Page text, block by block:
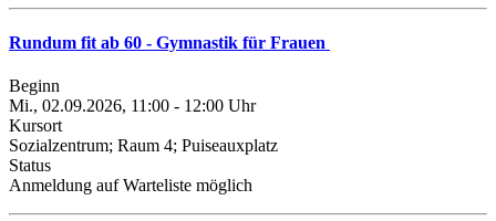
Rundum fit ab 60 - Gymnastik für Frauen
Beginn
Mi., 02.09.2026, 11:00 - 12:00 Uhr
Kursort
Sozialzentrum; Raum 4; Puiseauxplatz
Status
Anmeldung auf Warteliste möglich